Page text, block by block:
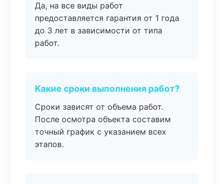
Да, на все виды работ
предоставляется гарантия от 1 года
до 3 лет в зависимости от типа
работ.
Какие сроки выполнения работ?
Сроки зависят от объема работ.
После осмотра объекта составим
точный график с указанием всех
этапов.